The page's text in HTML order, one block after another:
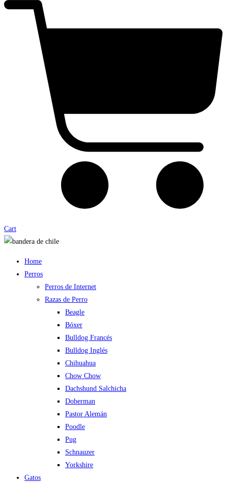
Cart
Home
Perros
Perros de Internet
Razas de Perro
Beagle
Bóxer
Bulldog Francés
Bulldog Inglés
Chihuahua
Chow Chow
Dachshund Salchicha
Doberman
Pastor Alemán
Poodle
Pug
Schnauzer
Yorkshire
Gatos